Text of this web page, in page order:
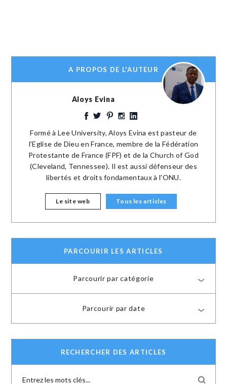
A PROPOS DE L'AUTEUR
Aloys Evina
Formé à Lee University, Aloys Evina est pasteur de
l'Eglise de Dieu en France, membre de la Fédération
Protestante de France (FPF) et de la Church of God
(Cleveland, Tennessee). Il est aussi défenseur des
libertés et droits fondamentaux à l'ONU.
Le site web Tous les articles
PARCOURIR LES ARTICLES
Parcourir par catégorie
Parcourir par date
RECHERCHER DES ARTICLES